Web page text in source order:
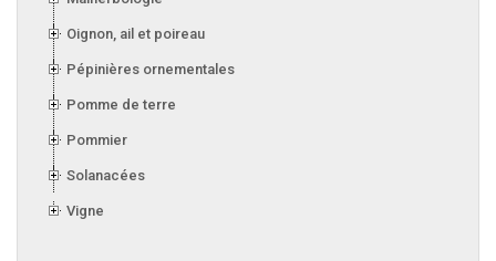
Oignon, ail et poireau
Pépinières ornementales
Pomme de terre
Pommier
Solanacées
Vigne